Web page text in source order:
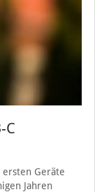
C
ersten Geräte
Jahren